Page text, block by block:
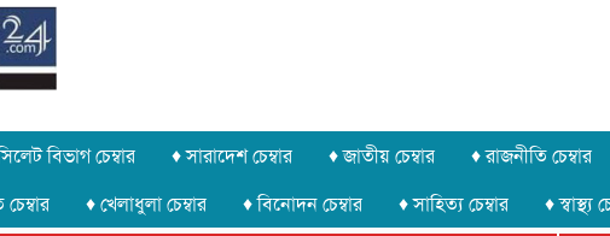
বিভাগ চেম্বার ♦ সারাদেশ চেম্বার ♦ জাতীয় চেম্বার ♦ রাজনীতি চেম্বার
♦ খেলাধুলা চেম্বার ♦ বিনোদন চেম্বার ♦ সাহিত্য চেম্বার ♦ স্বাস্থ্য